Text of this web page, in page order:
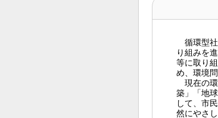
循環型社
り組みを
等に取り
め、環境
現在の環
築」「地
して、市
然にやさ